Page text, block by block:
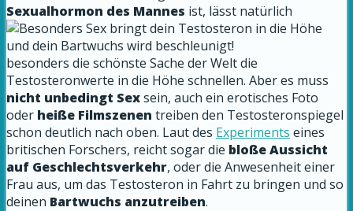
Sexualhormon des Mannes ist, lässt natürlich
besonders die schönste Sache der Welt die
Testosteronwerte in die Höhe schnellen. Aber es muss
nicht unbedingt Sexsein, auch ein erotisches Foto
oder heiße Filmszenen treiben den Testosteronspiegel
schon deutlich nach oben. Laut des Experiments eines
britischen Forschers, reicht sogar die bloße Aussicht
auf Geschlechtsverkehr, oder die Anwesenheit einer
Frau aus, um das Testosteron in Fahrt zu bringen und so
deinen Bartwuchs anzutreiben.